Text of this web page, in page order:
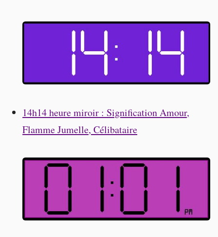
14h14 heure miroir : Signification Amour,
Flamme Jumelle, Célibataire